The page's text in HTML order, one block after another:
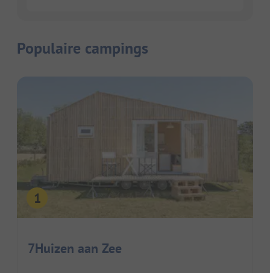
Populaire campings
7Huizen aan Zee